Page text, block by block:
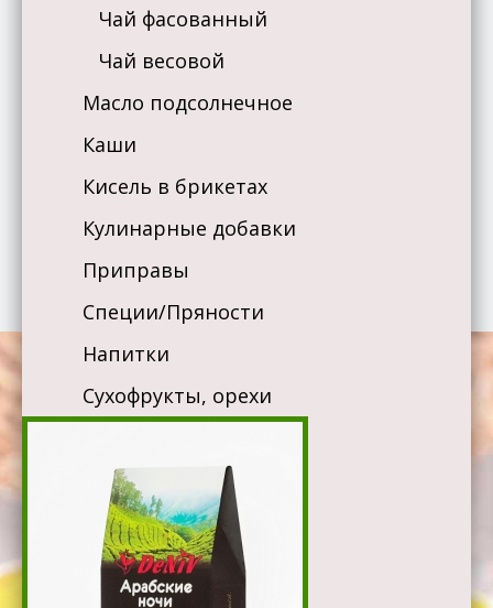
Чай фасованный
Чай весовой
Масло подсолнечное
Каши
Кисель в брикетах
Кулинарные добавки
Приправы
Специи/Пряности
Напитки
Сухофрукты, орехи